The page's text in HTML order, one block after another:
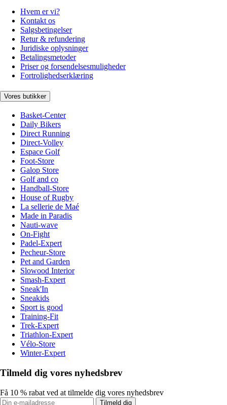
Hvem er vi?
Kontakt os
Salgsbetingelser
Retur & refundering
Juridiske oplysninger
Betalingsmetoder
Priser og forsendelsesmuligheder
Fortrolighedserklæring
Vores butikker
Basket-Center
Daily Bikers
Direct Running
Direct-Volley
Espace Golf
Foot-Store
Galop Store
Golf and co
Handball-Store
House of Rugby
La sellerie de Maé
Made in Paradis
Nauti-wave
On-Fight
Padel-Expert
Pecheur-Store
Pet and Garden
Slowood Interior
Smash-Expert
Sneak'In
Sneakids
Sport is good
Training-Fit
Trek-Expert
Triathlon-Expert
Vélo-Store
Winter-Expert
Tilmeld dig vores nyhedsbrev
Få 10 % rabat ved at tilmelde dig vores nyhedsbrev
Tilmeld dig